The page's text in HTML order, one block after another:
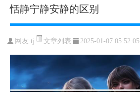
恬静宁静安静的区别
网友:tj 文章列表 2025-01-07 05:52:05